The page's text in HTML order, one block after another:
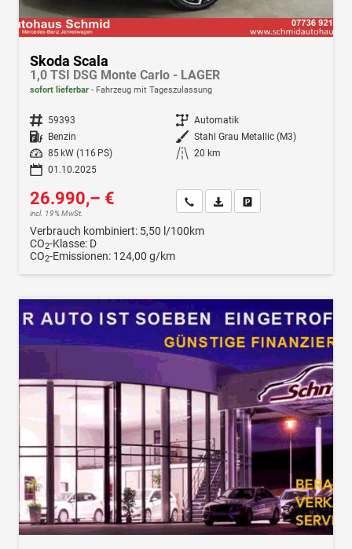
Skoda Scala
1,0 TSI DSG Monte Carlo - LAGER
sofort lieferbar Fahrzeug mit Tageszulassung
Fahrzeugnr. 59393 Getriebe Automatik
Kraftstoff Benzin Außenfarbe Stahl Grau Metallic (M3)
Leistung
85 kW (116 PS) Kilometerstand 20 km
01.10.2025
26.990,– €
incl. 19% MwSt.
Wir rufen Sie anFahrzeugexposé (PDF)
Verbrauch kombiniert: 5,50 l/100km
CO2-Klasse: D
CO2-Emissionen: 124,00 g/km